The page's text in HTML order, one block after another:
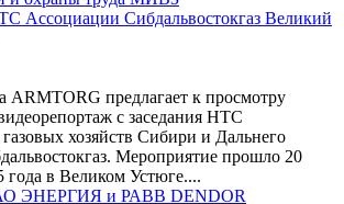
Ассоциации Сибдальвостокгаз Великий
ARMTORG предлагает к просмотру
с заседания НТС
хозяйств Сибири и Дальнего
Мероприятие прошло 20
года в Великом Устюге....